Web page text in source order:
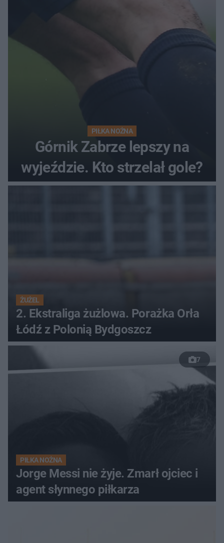
PIŁKA NOŻNA
Górnik Zabrze lepszy na
wyjeździe. Kto strzelał gole?
ŻUŻEL
2. Ekstraliga żużlowa. Porażka Orła
Łódź z Polonią Bydgoszcz
7
PIŁKA NOŻNA
Jorge Messi nie żyje. Zmarł ojciec i
agent słynnego piłkarza